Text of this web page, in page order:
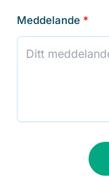
Meddelande